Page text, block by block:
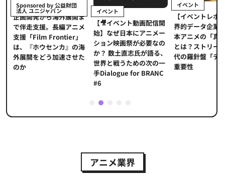
Sponsored by 公益財団
法人 ユニジャパン
企画開発から海外展開ま
で伴走支援。長編アニメ
支援「Film Frontier」
は、『ホウセンカ』の海
外展開をどう加速させた
のか
イベント
【🎥イベント動画配信開
始】なぜ日本にアニメー
ション映画祭が必要なの
か？ 数土直志氏が語る、
世界と戦うための次の一
手Dialogue for BRANC
#6
イベント
【イベントレポ
界的データ企業
本アニメの「真
とは？ストリー
代の羅針盤「デ
重要性
2
アニメ業界